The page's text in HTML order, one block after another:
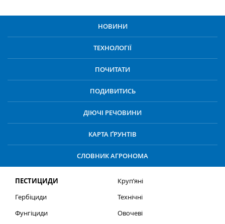
НОВИНИ
ТЕХНОЛОГІЇ
ПОЧИТАТИ
ПОДИВИТИСЬ
ДІЮЧІ РЕЧОВИНИ
КАРТА ҐРУНТІВ
СЛОВНИК АГРОНОМА
ПЕСТИЦИДИ
Гербіциди
Фунгіциди
Круп’яні
Технічні
Овочеві